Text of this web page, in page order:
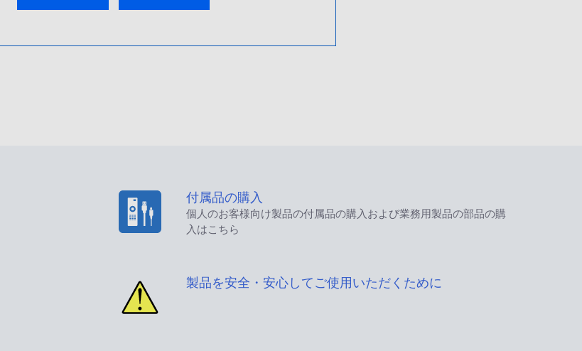
付属品の購入
個人のお客様向け製品の付属品の購入および業務用製品の部品の購
入はこちら
製品を安全・安心してご使用いただくために